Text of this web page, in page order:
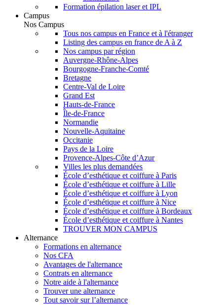
Formation épilation laser et IPL
Campus
Nos Campus
Tous nos campus en France et à l'étranger
Listing des campus en france de A à Z
Nos campus par région
Auvergne-Rhône-Alpes
Bourgogne-Franche-Comté
Bretagne
Centre-Val de Loire
Grand Est
Hauts-de-France
Île-de-France
Normandie
Nouvelle-Aquitaine
Occitanie
Pays de la Loire
Provence-Alpes-Côte d’Azur
Villes les plus demandées
École d’esthétique et coiffure à Paris
École d’esthétique et coiffure à Lille
École d’esthétique et coiffure à Lyon
École d’esthétique et coiffure à Nice
École d’esthétique et coiffure à Bordeaux
École d’esthétique et coiffure à Nantes
TROUVER MON CAMPUS
Alternance
Formations en alternance
Nos CFA
Avantages de l'alternance
Contrats en alternance
Notre aide à l'alternance
Trouver une alternance
Tout savoir sur l’alternance